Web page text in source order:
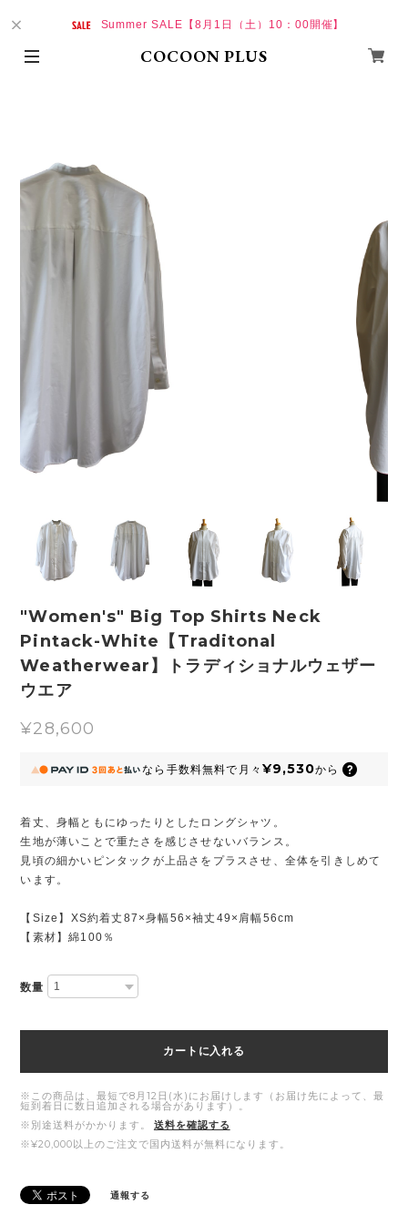
Summer SALE【8月1日（土）10：00開催】
COCOON PLUS
"Women's" Big Top Shirts Neck
Pintack-White【Traditonal
Weatherwear】トラディショナルウェザー
ウエア
¥28,600
なら 手数料無料で 月々 ¥9,530から
着丈、身幅ともにゆったりとしたロングシャツ。
生地が薄いことで重たさを感じさせないバランス。
見頃の細かいピンタックが上品さをプラスさせ、全体を引きしめて
います。
【Size】XS約着丈87×身幅56×袖丈49×肩幅56cm
【素材】綿100％
数量
カートに入れる
※この商品は、最短で8月12日(水)にお届けします（お届け先によって、最
短到着日に数日追加される場合があります）。
※別途送料がかかります。
送料を確認する
※¥20,000以上のご注文で国内送料が無料になります。
通報する